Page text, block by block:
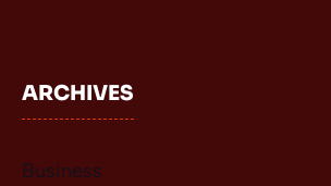
ARCHIVES
Business